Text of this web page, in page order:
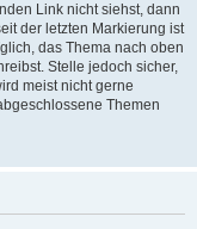
Link nicht siehst, dann
der letzten Markierung ist
das Thema nach oben
Stelle jedoch sicher,
meist nicht gerne
Themen